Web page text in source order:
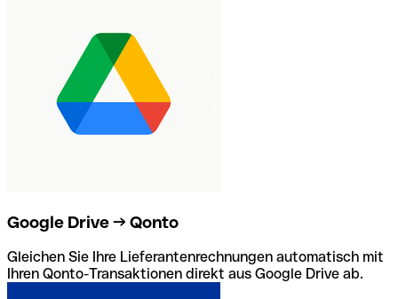
Google Drive → Qonto
Gleichen Sie Ihre Lieferantenrechnungen automatisch mit
Ihren Qonto-Transaktionen direkt aus Google Drive ab.